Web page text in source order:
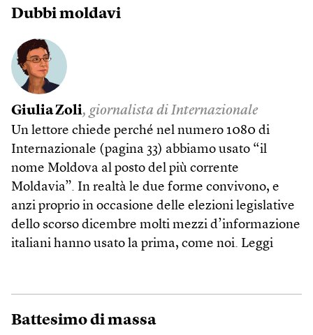
Dubbi moldavi
Giulia Zoli, giornalista di Internazionale
Un lettore chiede perché nel numero 1080 di
Internazionale (pagina 33) abbiamo usato “il
nome Moldova al posto del più corrente
Moldavia”. In realtà le due forme convivono, e
anzi proprio in occasione delle elezioni legislative
dello scorso dicembre molti mezzi d’informazione
italiani hanno usato la prima, come noi. Leggi
Battesimo di massa